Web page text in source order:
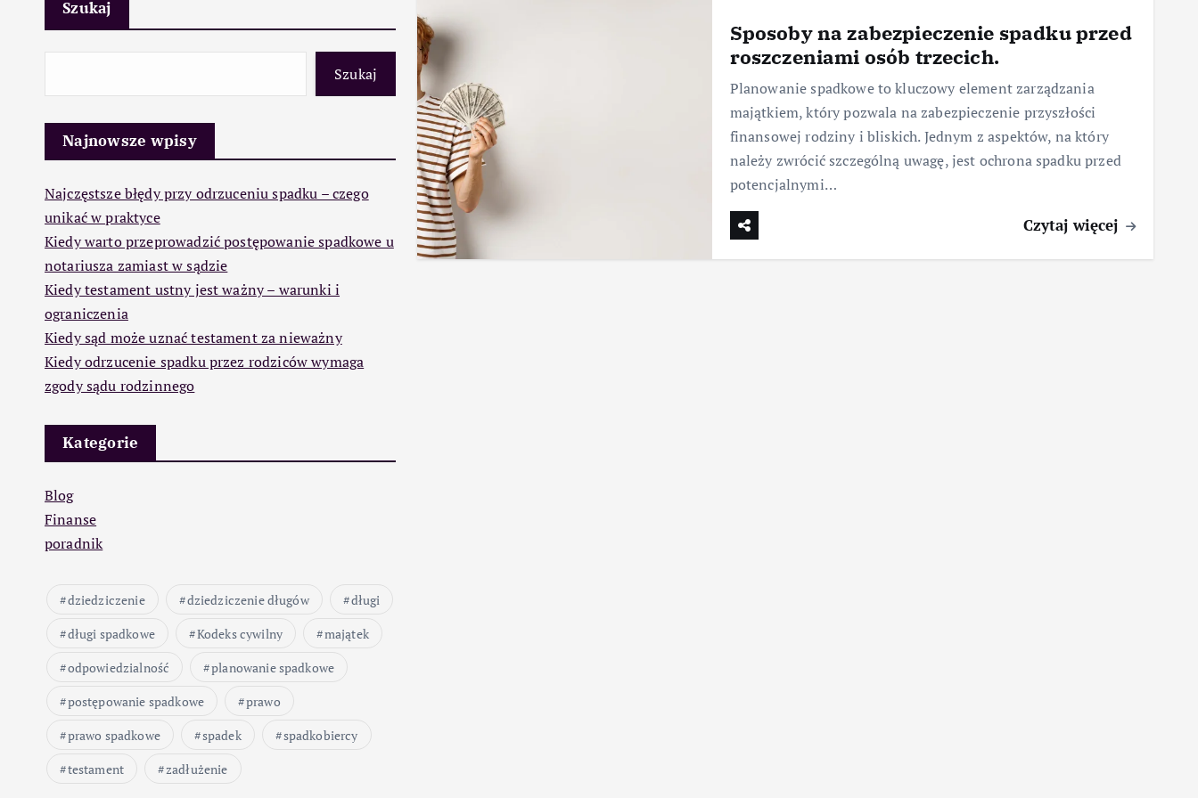
Szukaj
Szukaj
Najnowsze wpisy
Najczęstsze błędy przy odrzuceniu spadku – czego
unikać w praktyce
Kiedy warto przeprowadzić postępowanie spadkowe u
notariusza zamiast w sądzie
Kiedy testament ustny jest ważny – warunki i
ograniczenia
Kiedy sąd może uznać testament za nieważny
Kiedy odrzucenie spadku przez rodziców wymaga
zgody sądu rodzinnego
Kategorie
Blog
Finanse
poradnik
dziedziczenie dziedziczenie długów
długi
długi spadkowe
Kodeks cywilny
majątek
odpowiedzialność
planowanie spadkowe
postępowanie spadkowe
prawo
prawo spadkowe
spadek
spadkobiercy
testament
zadłużenie
Sposoby na zabezpieczenie spadku przed
roszczeniami osób trzecich.
Planowanie spadkowe to kluczowy element zarządzania
majątkiem, który pozwala na zabezpieczenie przyszłości
finansowej rodziny i bliskich. Jednym z aspektów, na który
należy zwrócić szczególną uwagę, jest ochrona spadku przed
potencjalnymi…
Czytaj więcej